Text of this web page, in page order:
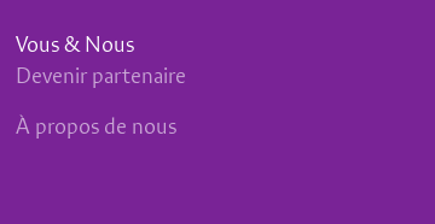
Vous & Nous
Devenir partenaire
À propos de nous